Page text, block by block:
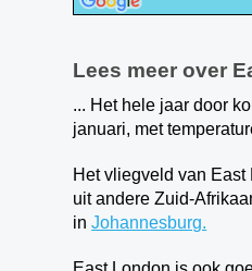
Lees meer over
... Het hele jaar door
januari, met
Het vliegveld van East
uit andere Zuid-
inJohannesburg.